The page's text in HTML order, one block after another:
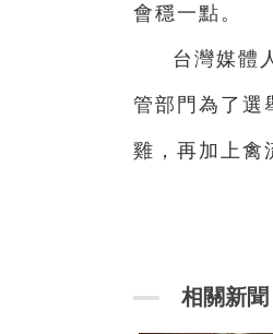
會穩一點。
台灣媒體
管部門為了選
雞，再加上禽
相關新聞